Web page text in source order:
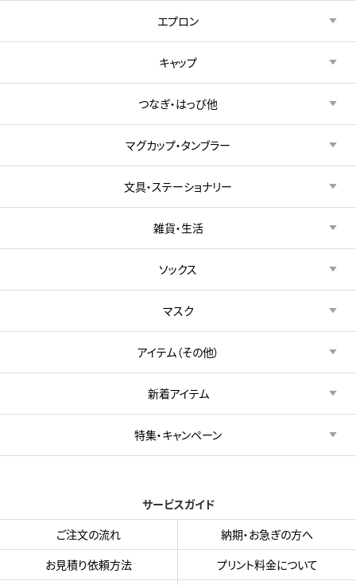
エプロン
キャップ
つなぎ・はっぴ他
マグカップ・タンブラー
文具・ステーショナリー
雑貨・生活
ソックス
マスク
アイテム（その他）
新着アイテム
特集・キャンペーン
サービスガイド
ご注文の流れ
納期・お急ぎの方へ
お見積り依頼方法
プリント料金について